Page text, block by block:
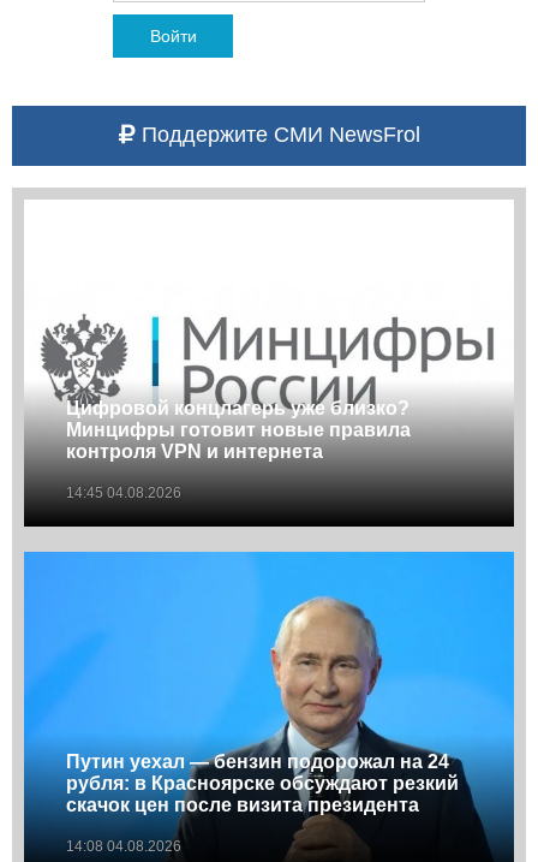
Войти
Поддержите СМИ NewsFrol
Цифровой концлагерь уже близко?
Минцифры готовит новые правила
контроля VPN и интернета
14:45 04.08.2026
Путин уехал — бензин подорожал на 24
рубля: в Красноярске обсуждают резкий
скачок цен после визита президента
14:08 04.08.2026